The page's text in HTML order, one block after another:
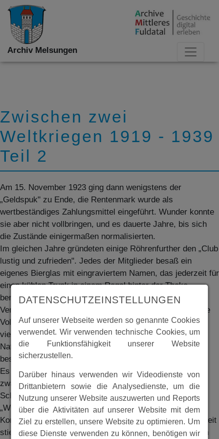
Archiv Melsungen
Zwischen zwei
Weltkriegen 1919 - 1939
Teil 2
Am 15. November 1923 ging dann wenigstens der
„Geldspuk" zu Ende, die Rentenmark wurde als
wertbeständiges Zahlungsmittel eingeführt. Wunder konnte
sie aber nicht vollbringen, und es dauerte Jahre, bis sich
die Zustände einigermaßen normalisierten.
Im gleichen Jahre gründeten einige Röhrenfurther den „Club
lustig und zufrieden". Jedes der Mitglieder besaß ein
eigenes Bierglas mit eingraviertem Namen, das jederzeit für
einen kühlen Trunk in einem Regal hinter der Theke
bereitstand. Später schloß sich der Club dem „Touristen-
Verein Naturfreunde" an. Eine Mandolinengruppe und eine
Volkstanzgruppe sorgten für Unterhaltung; man wanderte
viel und half auch tatkräftig beim Bau des
Naturfreundehauses auf dem „Hohen Meißner". Der Club
bestand bis 1933 und erfreute sich großen Zuspruchs.
Es begannen die Jahre, die man später "die goldenen
zwanziger Jahre" genannt hat. Sie brachten eine
Scheinblüte der Wirtschaft, die 1929 durch die
„Weltwirtschaftskrise" jäh beendet wurde. Es kam zu
Konkursen in bisher nie gekannter Zahl, die Arbeitslosigkeit
stieg unaufhaltsam, und 1932 waren weit über 6 Millionen
DATENSCHUTZEINSTELLUNGEN
Auf unserer Webseite werden so genannte Cookies
verwendet. Wir verwenden technische Cookies, um
die Funktionsfähigkeit unserer Website
sicherzustellen.
Darüber hinaus verwenden wir Videodienste von
Drittanbietern sowie die Analysedienste, um die
Nutzung unserer Website auszuwerten und Reports
über die Aktivitäten auf unserer Website mit dem
Ziel zu erstellen, unsere Website zu optimieren. Um
diese Dienste verwenden zu können, benötigen wir